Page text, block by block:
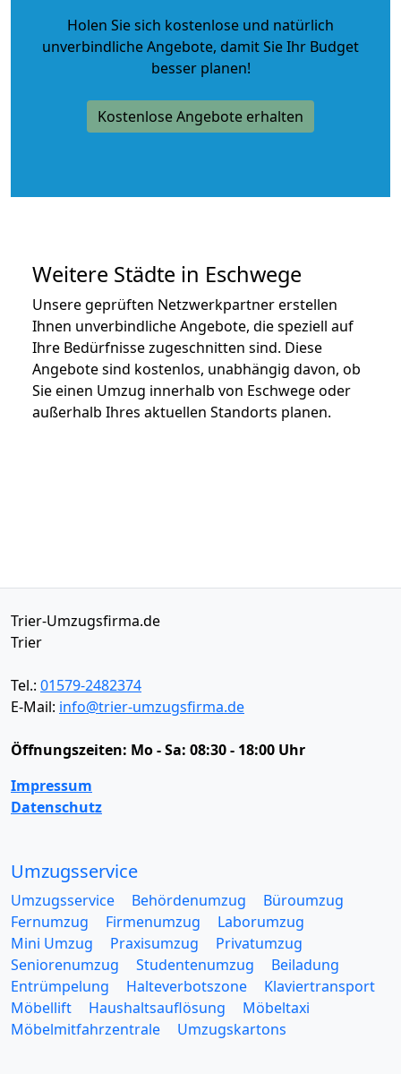
Holen Sie sich kostenlose und natürlich
unverbindliche Angebote, damit Sie Ihr Budget
besser planen!
Kostenlose Angebote erhalten
Weitere Städte in Eschwege
Unsere geprüften Netzwerkpartner erstellen
Ihnen unverbindliche Angebote, die speziell auf
Ihre Bedürfnisse zugeschnitten sind. Diese
Angebote sind kostenlos, unabhängig davon, ob
Sie einen Umzug innerhalb von Eschwege oder
außerhalb Ihres aktuellen Standorts planen.
Trier-Umzugsfirma.de
Trier
Tel.: 01579-2482374
E-Mail: info@trier-umzugsfirma.de
Öffnungszeiten: Mo - Sa: 08:30 - 18:00 Uhr
Impressum
Datenschutz
Umzugsservice
Umzugsservice Behördenumzug
Büroumzug
Fernumzug
Firmenumzug
Laborumzug
Mini Umzug
Praxisumzug
Privatumzug
Seniorenumzug
Studentenumzug
Beiladung
Entrümpelung
Halteverbotszone
Klaviertransport
Möbellift
Haushaltsauflösung
Möbeltaxi
Möbelmitfahrzentrale
Umzugskartons